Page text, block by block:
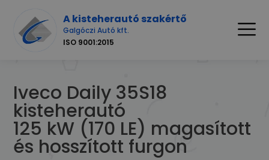
A kisteherautó szakértő
Galgóczi Autó kft.
ISO 9001:2015
Iveco Daily 35S18
kisteherautó
125 kW (170 LE) magasított
és hosszított furgon